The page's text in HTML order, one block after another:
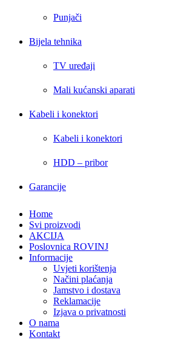
Punjači
Bijela tehnika
TV uređaji
Mali kućanski aparati
Kabeli i konektori
Kabeli i konektori
HDD – pribor
Garancije
Home
Svi proizvodi
AKCIJA
Poslovnica ROVINJ
Informacije
Uvjeti korištenja
Načini plaćanja
Jamstvo i dostava
Reklamacije
Izjava o privatnosti
O nama
Kontakt